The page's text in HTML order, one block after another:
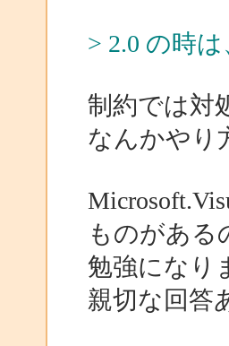
> 2.0 の時
制約では対
なんかやり
ものがある
勉強になり
親切な回答